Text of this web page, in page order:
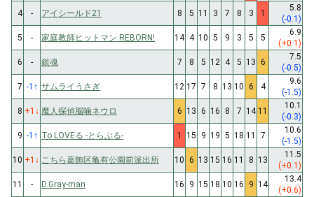
4
- アイシールド21 8 5 11 3 7 8 3 1
5.8
(-0.1)
5
- 家庭教師ヒットマン REBORN! 14 4 10 5 9 3 5 5
6.9
(+0.1)
6
- 銀魂 7 8 5 12 4 5 13 6
7.5
(-0.5)
7 -1 ↑ サムライうさぎ 12 17 7 8 13 10 6 4
9.6
(-1.5)
8 +1 ↓ 魔人探偵脳噛ネウロ 6 13 6 16 8 7 14 11
10.1
(-0.3)
9 -1 ↑ To LOVEる -とらぶる- 1 15 9 19 5 18 11 7
10.6
(-1.5)
10 +1 ↓ こちら葛飾区亀有公園前派出所 10 6 13 15 16 11 8 13
11.5
(+0.1)
11
- D.Gray-man 16 9 15 18 10 16 9 14
13.4
(+0.6)